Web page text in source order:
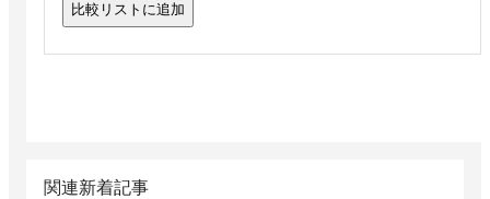
比較リストに追加
関連新着記事